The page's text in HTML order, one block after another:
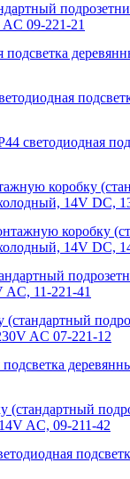
AC 09-221-21
светодиодная
коробку
14V DC,
коробку
14V DC,
AC, 11-221-41
AC 07-221-12
(стандартный
AC, 09-211-42